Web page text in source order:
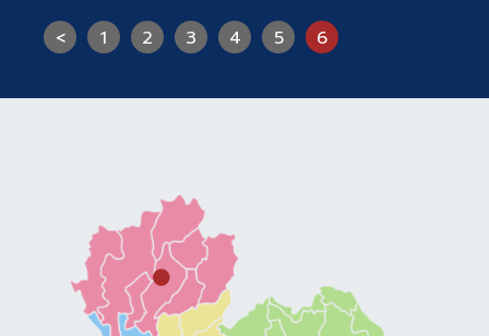
< 1 2 3 4 5 6